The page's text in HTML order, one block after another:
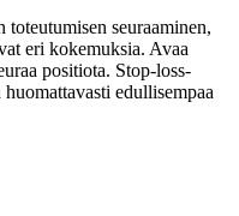
toteutumisen seuraaminen,
eri kokemuksia. Avaa
positiota. Stop-loss-
edullisempaa